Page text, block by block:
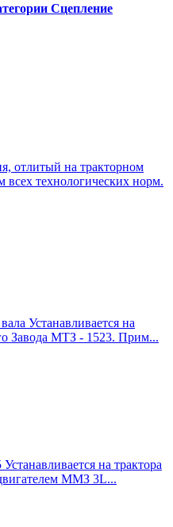
Сцепление
отлитый на тракторном
технологических норм.
Устанавливается на
Завода МТЗ - 1523. Прим...
на трактора
ММЗ 3L...